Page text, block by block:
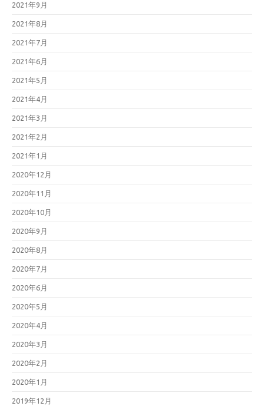
2021年9月
2021年8月
2021年7月
2021年6月
2021年5月
2021年4月
2021年3月
2021年2月
2021年1月
2020年12月
2020年11月
2020年10月
2020年9月
2020年8月
2020年7月
2020年6月
2020年5月
2020年4月
2020年3月
2020年2月
2020年1月
2019年12月